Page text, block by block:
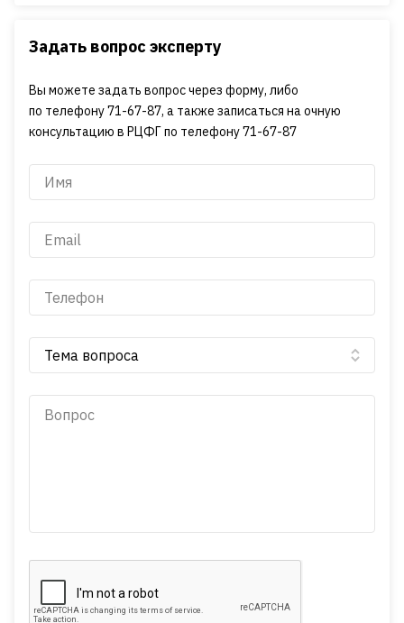
Задать вопрос эксперту
Вы можете задать вопрос через форму, либо
по телефону 71-67-87, а также записаться на очную
консультацию в РЦФГ по телефону 71-67-87